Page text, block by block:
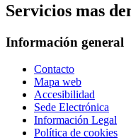
Servicios mas
Información general
Contacto
Mapa web
Accesibilidad
Sede Electrónica
Información Legal
Política de cookies